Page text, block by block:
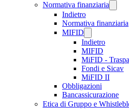
Normativa finanziaria
Indietro
Normativa finanziaria
MIFID
Indietro
MIFID
MiFID -
Fondi e Sicav
MiFID II
Obbligazioni
Bancassicurazione
Etica di Gruppo e